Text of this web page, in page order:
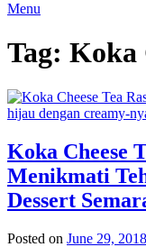
Menu
Tag: Koka
Koka Cheese
Menikmati
Dessert
Posted on June 29, 2018